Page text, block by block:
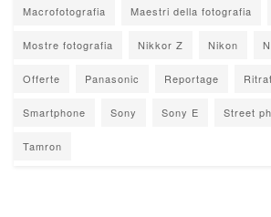
Macrofotografia Maestri della fotografia
Mostre fotografia Nikkor Z Nikon
Offerte Panasonic Reportage
Smartphone Sony Sony E Street
Tamron